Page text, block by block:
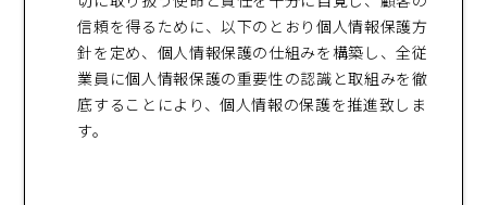
信頼を得るために、以下のとおり個人情報保護方
針を定め、個人情報保護の仕組みを構築し、全従
業員に個人情報保護の重要性の認識と取組みを徹
底することにより、個人情報の保護を推進致しま
す。